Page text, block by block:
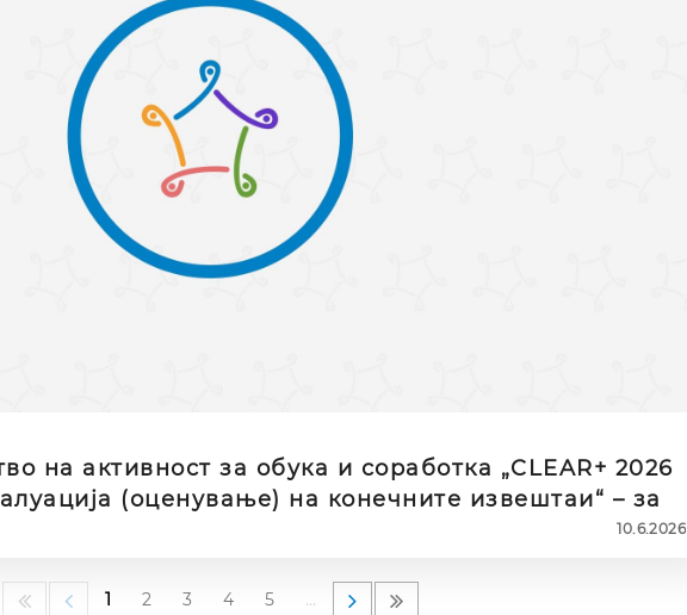
на активност за обука и соработка „CLEAR+ 2026
(оценување) на конечните извештаи“ – за
и мобилност за програмски период 2021-2027
10.6.2026
1 2 3 4 5 …